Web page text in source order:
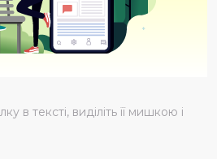
зображений батько, в шухлядах
його речі, зокрема й годинник,
в день своєї загибелі.
у шкільній бібліотеці, хоча
склалося, що в місті, куди
в тексті, виділіть її мишкою і